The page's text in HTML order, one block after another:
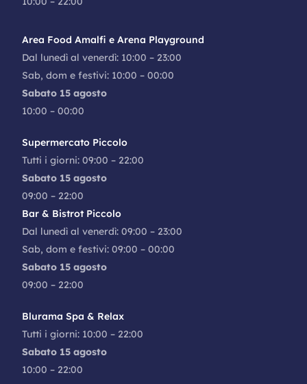
Area Food Amalfi e Arena Playground
Dal lunedì al venerdì: 10:00 – 23:00
Sab, dom e festivi: 10:00 – 00:00
Sabato 15 agosto
10:00 – 00:00
Supermercato Piccolo
Tutti i giorni: 09:00 – 22:00
Sabato 15 agosto
09:00 – 22:00
Bar & Bistrot Piccolo
Dal lunedì al venerdì: 09:00 – 23:00
Sab, dom e festivi: 09:00 – 00:00
Sabato 15 agosto
09:00 – 22:00
Blurama Spa & Relax
Tutti i giorni: 10:00 – 22:00
Sabato 15 agosto
10:00 – 22:00